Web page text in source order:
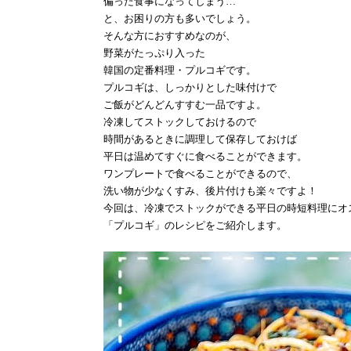
と、お困りの方も多いでしょう。
そんな方におすすめなのが、
野菜がたっぷり入った
韓国の定番料理・プルコギです。
プルコギは、しっかりとした味付けで
ご飯がどんどんすすむ一品ですよ。
冷凍してストックしておけるので
時間があるときに調理して保存しておけば
平日は温めてすぐに食べることができます。
ワンプレートで食べることができるので、
洗い物が少なくすみ、後片付けも楽々ですよ！
今回は、冷凍でストックができる平日の時短料理にオ
「プルコギ」のレシピをご紹介します。